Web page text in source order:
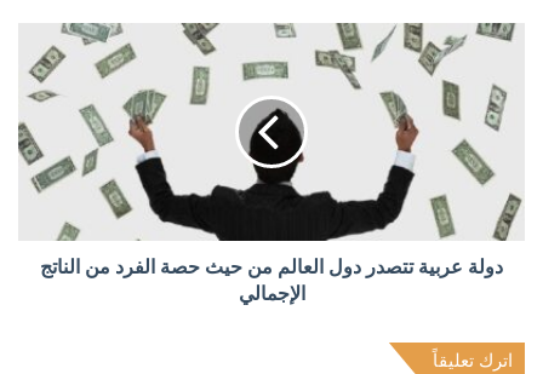
دولة عربية تتصدر دول العالم من حيث حصة الفرد من الناتج
الإجمالي
اترك تعليقاً